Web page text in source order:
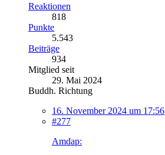
Reaktionen
818
Punkte
5.543
Beiträge
934
Mitglied seit
29. Mai 2024
Buddh. Richtung
16. November 2024 um 17:56
#277
Amdap: